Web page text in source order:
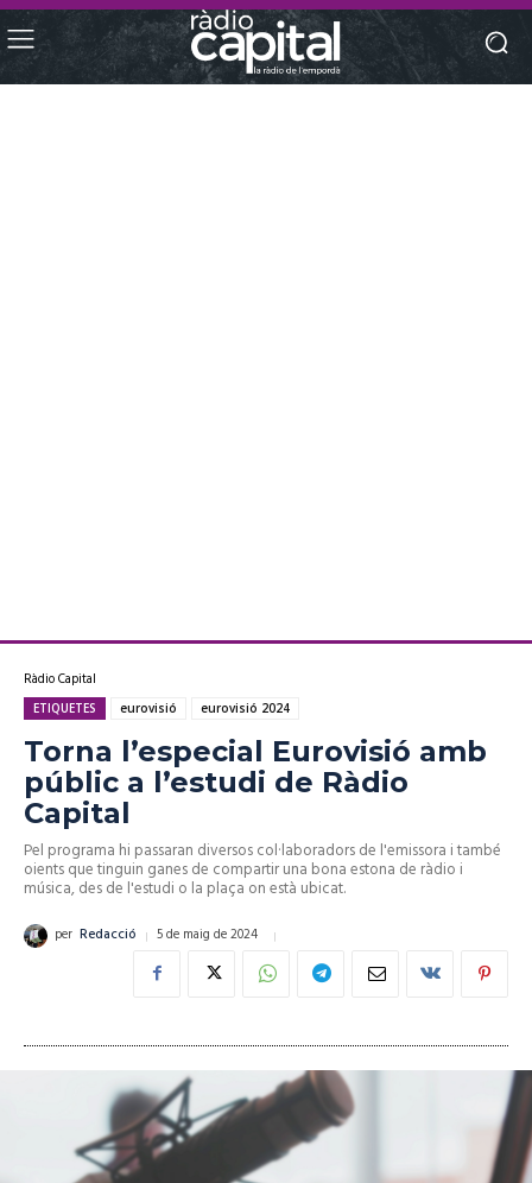
Ràdio Capital
ETIQUETES eurovisió eurovisió 2024
Torna l’especial Eurovisió amb
públic a l’estudi de Ràdio
Capital
Pel programa hi passaran diversos col·laboradors de l'emissora i també
oients que tinguin ganes de compartir una bona estona de ràdio i
música, des de l'estudi o la plaça on està ubicat.
per Redacció 5 de maig de 2024